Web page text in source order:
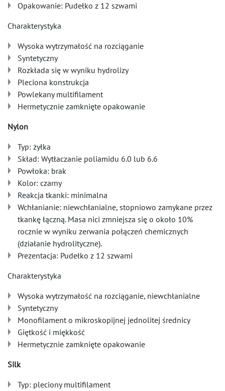
Opakowanie: Pudełko z 12 szwami
Charakterystyka
Wysoka wytrzymałość na rozciąganie
Syntetyczny
Rozkłada się w wyniku hydrolizy
Pleciona konstrukcja
Powlekany multifilament
Hermetycznie zamknięte opakowanie
Nylon
Typ: żyłka
Skład: Wytłaczanie poliamidu 6.0 lub 6.6
Powłoka: brak
Kolor: czarny
Reakcja tkanki: minimalna
Wchłanianie: niewchłanialne, stopniowo zamykane przez
tkankę łączną. Masa nici zmniejsza się o około 10%
rocznie w wyniku zerwania połączeń chemicznych
(działanie hydrolityczne).
Prezentacja: Pudełko z 12 szwami
Charakterystyka
Wysoka wytrzymałość na rozciąganie, niewchłanialne
Syntetyczny
Monofilament o mikroskopijnej jednolitej średnicy
Giętkość i miękkość
Hermetycznie zamknięte opakowanie
Silk
Typ: pleciony multifilament